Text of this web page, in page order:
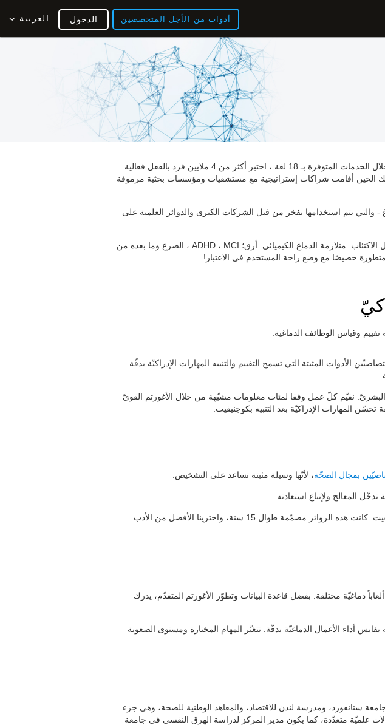
أدوات من الأجل المتخصصين العربية الدخول
كوجنيفيت هي شركة رعاية صحية رقمية رائدة مكرسة لتقييم وتحسين الصحة المعرفية. من خلال الخدمات المتوفرة بـ 18 لغة ، اختبر أكثر من 4 ملايين فرد بالفعل فعالية
الحين أقامت شراكات إستراتيجية مع مستشفيات ومؤسسات بحثية مرموقة
يتم استخدامها بفخر من قبل الشركات الكبرى والدوائر العلمية على
علاوة على ذلك ، فإننا نخطو خطوات واسعة نحو تحسين العلاجات لمختلف الحالات العصبية مثل الاكتئاب. متلازمة الدماغ الكيميائي. أرق؛ ADHD ، MCI ، الصرع وما بعده من
وقياس الوظائف الدماغية.
الأدوات المثبتة التي تسمح التقييم والتنيبه المهارات الإدراكيّة بدقّة.
للإدراك البشريّ. نقيّم كلّ عمل وفقا لمئات معلومات مشبّهة من خلال الأغورتم القويّ
المهارات الإدراكيّة بعد التنبيه بكوجنيفيت.
بمجال الصحّة، لأنّها وسيلة مثبتة تساعد على التشخيص.
المعالج ولإتباع استعادته.
تتّجه كلّ منتجاتنا إلى الاستكشاف الكامل وتدريب المهارات الإدراكيّة التي يقايسها تقييم كوجنيفيت. كانت هذه الروائز مصمّمة طوال 15 سنة، واخترينا الأفضل من الأدب
دماغيّة مختلفة. بفضل قاعدة البيانات وتطوّر الأغورتم المتقدّم، يدرك
أداء الأعمال الدماغيّة بدقّة. تتغيّر المهام المختارة ومستوى الصعوبة
ستانفورد، ومدرسة لندن للاقتصاد، والمعاهد الوطنية للصحة، وهي جزء
علميّة متعدّدة، كما يكون مدير المركز لدراسة الهرق النفسي في جامعة